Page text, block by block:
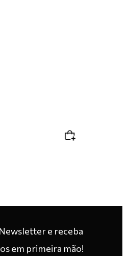
e receba
em primeira mão!